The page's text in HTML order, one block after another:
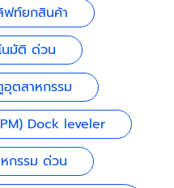
ท์ยกสินค้า
นมัติ ด่วน
อุตสาหกรรม
Dock leveler
กรรม ด่วน